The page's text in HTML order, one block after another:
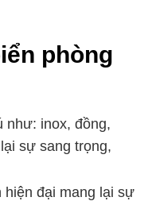
phòng
như: inox, đồng,
sự sang trọng,
hiện đại mang lại sự